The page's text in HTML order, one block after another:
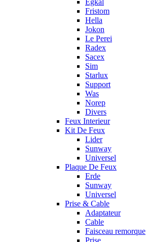
Egkal
Fristom
Hella
Jokon
Le Perei
Radex
Sacex
Sim
Starlux
Support
Was
Norep
Divers
Feux Interieur
Kit De Feux
Lider
Sunway
Universel
Plaque De Feux
Erde
Sunway
Universel
Prise & Cable
Adaptateur
Cable
Faisceau remorque
Prise